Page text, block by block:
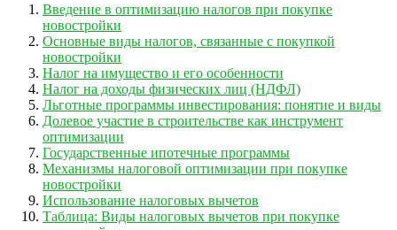
Введение в оптимизацию налогов при покупке
новостройки
Основные виды налогов, связанные с покупкой
новостройки
Налог на имущество и его особенности
Налог на доходы физических лиц (НДФЛ)
Льготные программы инвестирования: понятие и виды
Долевое участие в строительстве как инструмент
оптимизации
Государственные ипотечные программы
Механизмы налоговой оптимизации при покупке
новостройки
Использование налоговых вычетов
Таблица: Виды налоговых вычетов при покупке